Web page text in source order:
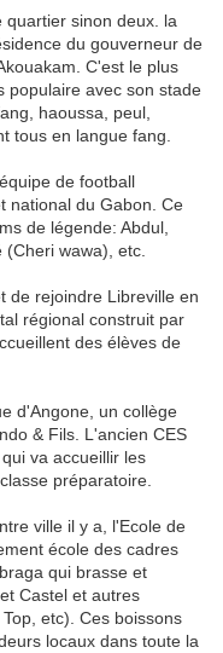
quartier sinon deux. la
du gouverneur de
C'est le plus
populaire avec son stade
haoussa, peul,
tous en langue fang.
de football
national du Gabon. Ce
de légende: Abdul,
wawa), etc.
de rejoindre Libreville en
régional construit par
des élèves de
d'Angone, un collège
& Fils. L'ancien CES
va accueillir les
préparatoire.
ville il y a, l'Ecole de
école des cadres
qui brasse et
Castel et autres
etc). Ces boissons
locaux dans toute la